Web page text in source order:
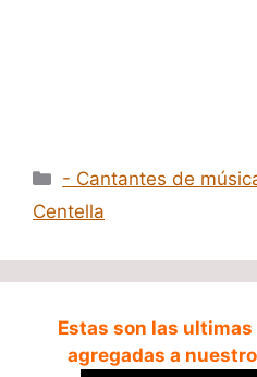
Categorías
- Cantantes de
Centella
Estas son las
agregadas a